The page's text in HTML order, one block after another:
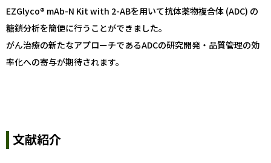
EZGlyco® mAb-N Kit with 2-ABを用いて抗体薬物複合体 (ADC) の
糖鎖分析を簡便に行うことができました。
がん治療の新たなアプローチであるADCの研究開発・品質管理の効
率化への寄与が期待されます。
文献紹介